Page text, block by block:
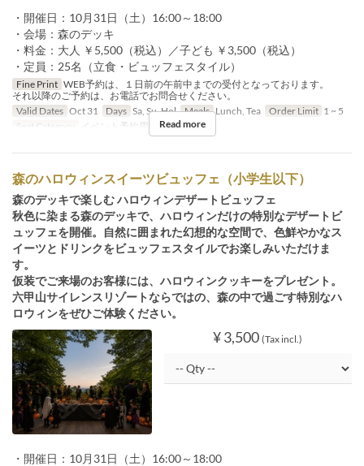
・開催日：10月31日（土）16:00～18:00
・会場：森のデッキ
・料金：大人 ￥5,500（税込）／子ども ￥3,500（税込）
・定員：25名（立食・ビュッフェスタイル）
Fine Print WEB予約は、１日前の午前中までの受付となっております。
それ以降のご予約は、お電話でお問合せください。
Valid Dates Oct 31 Days Sa, Su, Hol Meals Lunch, Tea Order Limit 1 ~ 5
Seat Category
イベント予約用 Read more
森のハロウィンスイーツビュッフェ（小学生以下）
森のデッキで楽しむ ハロウィンデザートビュッフェ
秋色に染まる森のデッキで、ハロウィンだけの特別なデザートビ
ュッフェを開催。自然に囲まれた幻想的な空間で、色鮮やかなス
イーツとドリンクをビュッフェスタイルでお楽しみいただけま
す。
仮装でご来場のお客様には、ハロウィンクッキーをプレゼント。
六甲山サイレンスリゾートならではの、森の中で過ごす特別なハ
ロウィンをぜひご体験ください。
¥ 3,500 (Tax incl.)
・開催日：10月31日（土）16:00～18:00